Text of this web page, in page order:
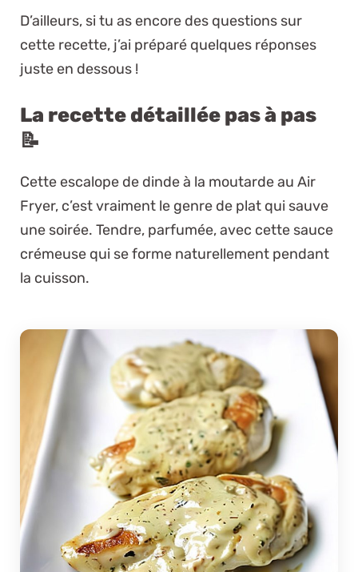
D’ailleurs, si tu as encore des questions sur
cette recette, j’ai préparé quelques réponses
juste en dessous !
La recette détaillée pas à pas
📝
Cette escalope de dinde à la moutarde au Air
Fryer, c’est vraiment le genre de plat qui sauve
une soirée. Tendre, parfumée, avec cette sauce
crémeuse qui se forme naturellement pendant
la cuisson.